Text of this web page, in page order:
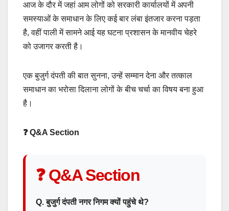
आज के दौर में जहां आम लोगों को सरकारी कार्यालयों में अपनी
समस्याओं के समाधान के लिए कई बार लंबा इंतजार करना पड़ता
है, वहीं पाली में सामने आई यह घटना प्रशासन के मानवीय चेहरे
को उजागर करती है।
एक बुजुर्ग दंपती की बात सुनना, उन्हें सम्मान देना और तत्काल
समाधान का भरोसा दिलाना लोगों के बीच चर्चा का विषय बना हुआ
है।
❓ Q&A Section
❓ Q&A Section
Q. बुजुर्ग दंपती नगर निगम क्यों पहुंचे थे?